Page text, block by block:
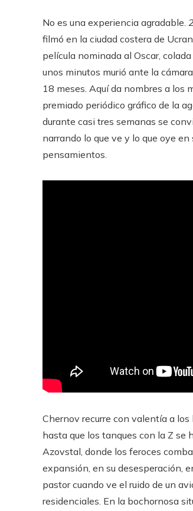
No es una experiencia agradable.
filmó en la ciudad costera de
película nominada al Oscar,
unos minutos murió ante la
18 meses. Aquí da nombres a los
premiado periódico gráfico de la
durante casi tres semanas se
narrando lo que ve y lo que oye
pensamientos.
Chernov recurre con valentía a
hasta que los tanques con la Z se
Azovstal, donde los feroces
expansión, en su desesperación,
pastor cuando ve el ruido de un
residenciales. En la bochornosa